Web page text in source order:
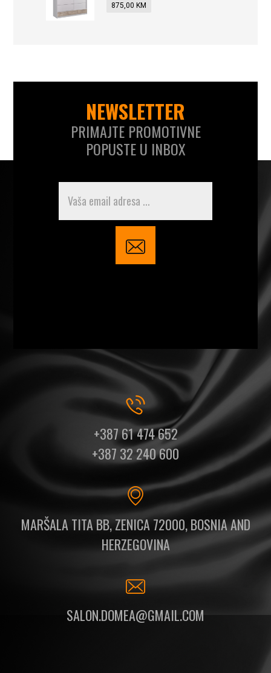
875,00 KM
NEWSLETTER
PRIMAJTE PROMOTIVNE
POPUSTE U INBOX
+387 61 474 652
+387 32 240 600
MARŠALA TITA BB, ZENICA 72000, BOSNIA AND
HERZEGOVINA
SALON.DOMEA@GMAIL.COM